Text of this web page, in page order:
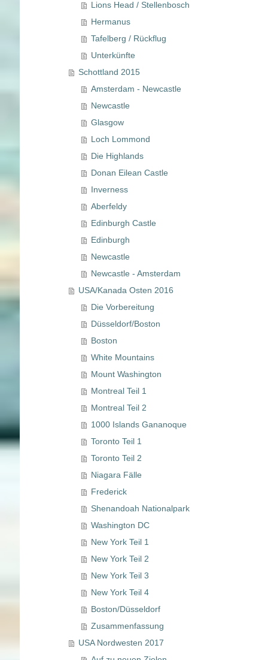
Lions Head / Stellenbosch
Hermanus
Tafelberg / Rückflug
Unterkünfte
Schottland 2015
Amsterdam - Newcastle
Newcastle
Glasgow
Loch Lommond
Die Highlands
Donan Eilean Castle
Inverness
Aberfeldy
Edinburgh Castle
Edinburgh
Newcastle
Newcastle - Amsterdam
USA/Kanada Osten 2016
Die Vorbereitung
Düsseldorf/Boston
Boston
White Mountains
Mount Washington
Montreal Teil 1
Montreal Teil 2
1000 Islands Gananoque
Toronto Teil 1
Toronto Teil 2
Niagara Fälle
Frederick
Shenandoah Nationalpark
Washington DC
New York Teil 1
New York Teil 2
New York Teil 3
New York Teil 4
Boston/Düsseldorf
Zusammenfassung
USA Nordwesten 2017